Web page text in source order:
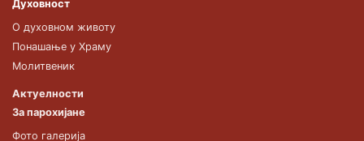
Духовност
О духовном животу
Понашање у Храму
Молитвеник
Актуелности
За парохијане
Фото галерија